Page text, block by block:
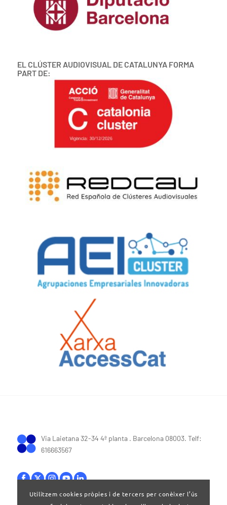
EL CLÚSTER AUDIOVISUAL DE CATALUNYA FORMA
PART DE:
Via Laietana 32-34 4ª planta . Barcelona 08003. Telf:
616663567
Utilitzem cookies pròpies i de tercers per conèixer l’ús